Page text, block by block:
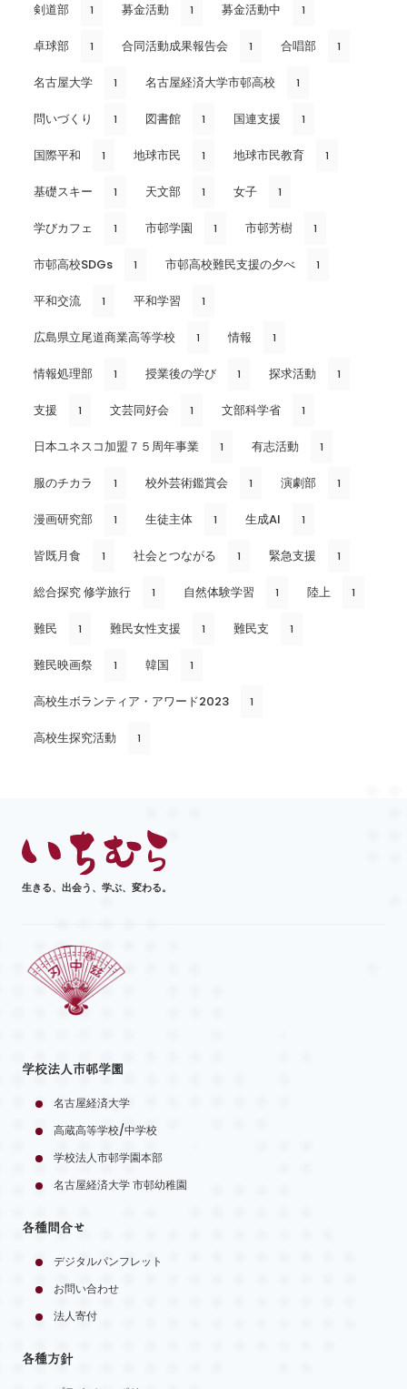
剣道部 1 募金活動 1 募金活動中 1
卓球部 1 合同活動成果報告会 1 合唱部 1
名古屋大学 1 名古屋経済大学市邨高校 1
問いづくり 1 図書館 1 国連支援 1
国際平和 1 地球市民 1 地球市民教育 1
基礎スキー 1 天文部 1 女子 1
学びカフェ 1 市邨学園 1 市邨芳樹 1
市邨高校SDGs 1 市邨高校難民支援の夕べ 1
平和交流 1 平和学習 1
広島県立尾道商業高等学校 1 情報 1
情報処理部 1 授業後の学び 1 探求活動 1
支援 1 文芸同好会 1 文部科学省 1
日本ユネスコ加盟７５周年事業 1 有志活動 1
服のチカラ 1 校外芸術鑑賞会 1 演劇部 1
漫画研究部 1 生徒主体 1 生成AI 1
皆既月食 1 社会とつながる 1 緊急支援 1
総合探究 修学旅行 1 自然体験学習 1 陸上 1
難民 1 難民女性支援 1 難民支 1
難民映画祭 1 韓国 1
高校生ボランティア・アワード2023 1
高校生探究活動 1
生きる、出会う、学ぶ、変わる。
学校法人市邨学園
名古屋経済大学
高蔵高等学校/中学校
学校法人市邨学園本部
名古屋経済大学 市邨幼稚園
各種問合せ
デジタルパンフレット
お問い合わせ
法人寄付
各種方針